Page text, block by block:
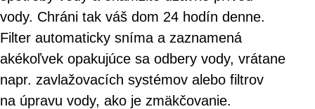
vody. Chráni tak váš dom 24 hodín denne.
Filter automaticky sníma a zaznamená
akékoľvek opakujúce sa odbery vody, vrátane
napr. zavlažovacích systémov alebo filtrov
na úpravu vody, ako je zmäkčovanie.